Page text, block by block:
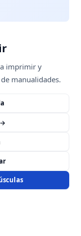
imprimir y
manualidades.